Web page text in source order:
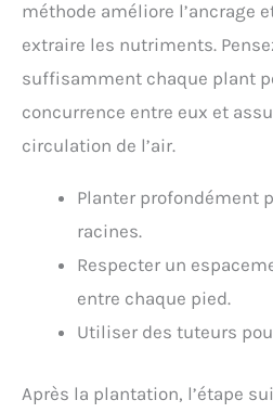
méthode améliore l’ancrage
extraire les nutriments.
suffisamment chaque plant
concurrence entre eux et
circulation de l’air.
Planter profondément
racines.
Respecter un
entre chaque pied.
Utiliser des tuteurs
Après la plantation, l’étape